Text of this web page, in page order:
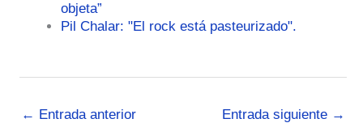
objeta”
Pil Chalar: "El rock está pasteurizado".
← Entrada anterior Entrada siguiente →